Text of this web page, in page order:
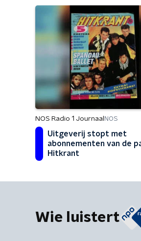
NOS Radio 1 Journaal NOS
Uitgeverij stopt met
abonnementen van de
Hitkrant
Wie luistert